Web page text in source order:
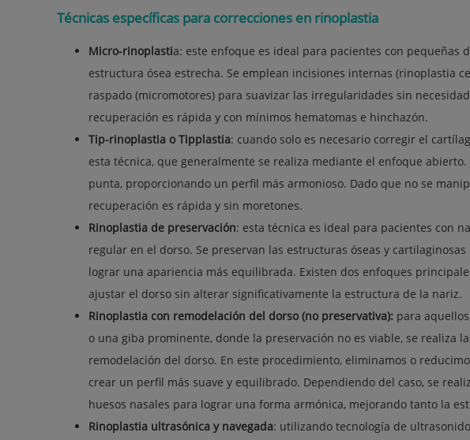
Técnicas específicas para correcciones en rinoplastia
Micro-rinoplastia: este enfoque es ideal para pacientes con pequeñas
estructura ósea estrecha. Se emplean incisiones internas (rinoplastia
raspado (micromotores) para suavizar las irregularidades sin
recuperación es rápida y con mínimos hematomas e hinchazón.
Tip-rinoplastia o Tipplastia: cuando solo es necesario corregir el
esta técnica, que generalmente se realiza mediante el enfoque
punta, proporcionando un perfil más armonioso. Dado que no se
recuperación es rápida y sin moretones.
Rinoplastia de preservación: esta técnica es ideal para pacientes con
regular en el dorso. Se preservan las estructuras óseas y
lograr una apariencia más equilibrada. Existen dos enfoques
ajustar el dorso sin alterar significativamente la estructura de la nariz.
Rinoplastia con remodelación del dorso (no preservativa): para
o una giba prominente, donde la preservación no es viable, se realiza
remodelación del dorso. En este procedimiento, eliminamos o
crear un perfil más suave y equilibrado. Dependiendo del caso, se
huesos nasales para lograr una forma armónica, mejorando tanto la
Rinoplastia ultrasónica y navegada: utilizando tecnología de